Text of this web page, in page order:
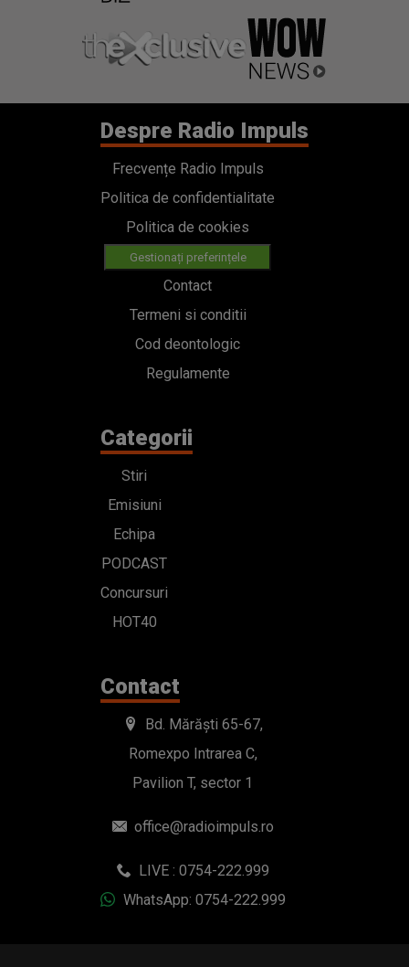
Despre Radio Impuls
Frecvențe Radio Impuls
Politica de confidentialitate
Politica de cookies
Gestionați preferințele
Contact
Termeni si conditii
Cod deontologic
Regulamente
Categorii
Stiri
Emisiuni
Echipa
PODCAST
Concursuri
HOT40
Contact
Bd. Mărăști 65-67,
Romexpo Intrarea C,
Pavilion T, sector 1
office@radioimpuls.ro
LIVE : 0754-222.999
WhatsApp: 0754-222.999